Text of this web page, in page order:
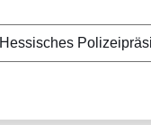
Hessisches